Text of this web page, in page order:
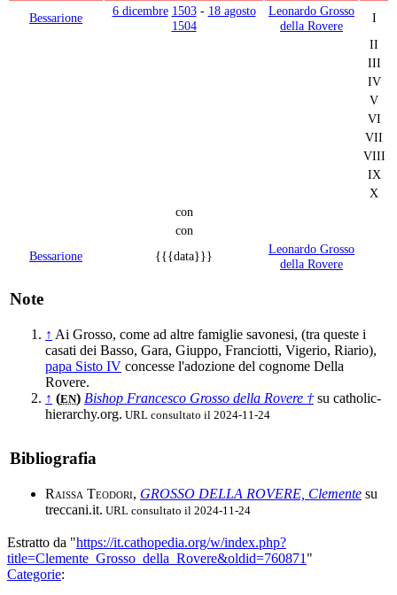
Bessarione 6 dicembre 1503- 18 agosto
1504
Leonardo Grosso
della Rovere
I
II
III
IV
V
VI
VII
VIII
IX
X
con
con
Bessarione
{{{data}}}
Leonardo Grosso
della Rovere
Note
↑ Ai Grosso, come ad altre famiglie savonesi, (tra queste i
casati dei Basso, Gara, Giuppo, Franciotti, Vigerio, Riario),
papa Sisto IV concesse l'adozione del cognome Della
Rovere.
↑ (EN) Bishop Francesco Grosso della Rovere † su catholic-
hierarchy.org. URL consultato il 2024-11-24
Bibliografia
Raissa Teodori, GROSSO DELLA ROVERE, Clemente su
treccani.it. URL consultato il 2024-11-24
Estratto da "https://it.cathopedia.org/w/index.php?
title=Clemente_Grosso_della_Rovere&oldid=760871 "
Categorie: